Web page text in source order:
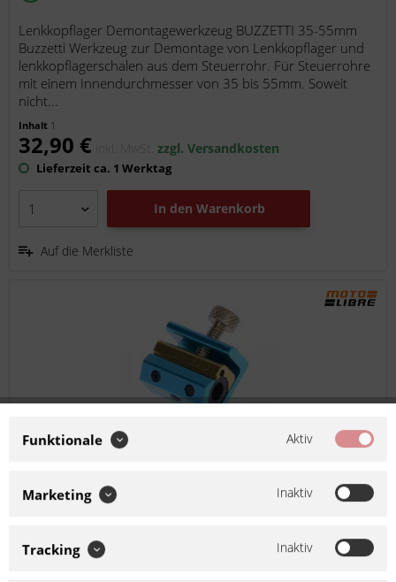
Lenkkopflager Demontagewerkzeug BUZZETTI 35-55mm
Buzzetti Werkzeug zur Demontage von Lenkkopflager und
lenkkopflagerschalen aus dem Steuerrohr. Für Steuerrohre
mit einem Innendurchmesser von 35 bis 55mm. Soweit
nicht...
Inhalt 1
32,90 € inkl. MwSt.zzgl. Versandkosten
Lieferzeit ca. 1 Werktag
In den Warenkorb
Auf die Merkliste
Artikel-Nr.:332000
Ist kompatibel zu Husqvarna CR 250 2002
Funktionale Aktiv
Marketing Inaktiv
Tracking Inaktiv